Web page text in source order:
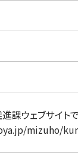
課ウェブサイト
mizuho/